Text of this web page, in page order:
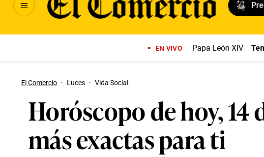
EN VIVO Papa León XIV
El Comercio · Luces · Vida Social
Horóscopo de hoy, 14
más exactas para ti